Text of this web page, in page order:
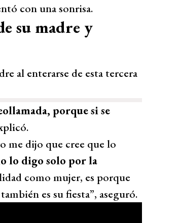
con una sonrisa.
su madre y
al enterarse de esta tercera
porque si se
me dijo que cree que lo
lo digo solo por la
como mujer, es porque
es su fiesta”, aseguró.